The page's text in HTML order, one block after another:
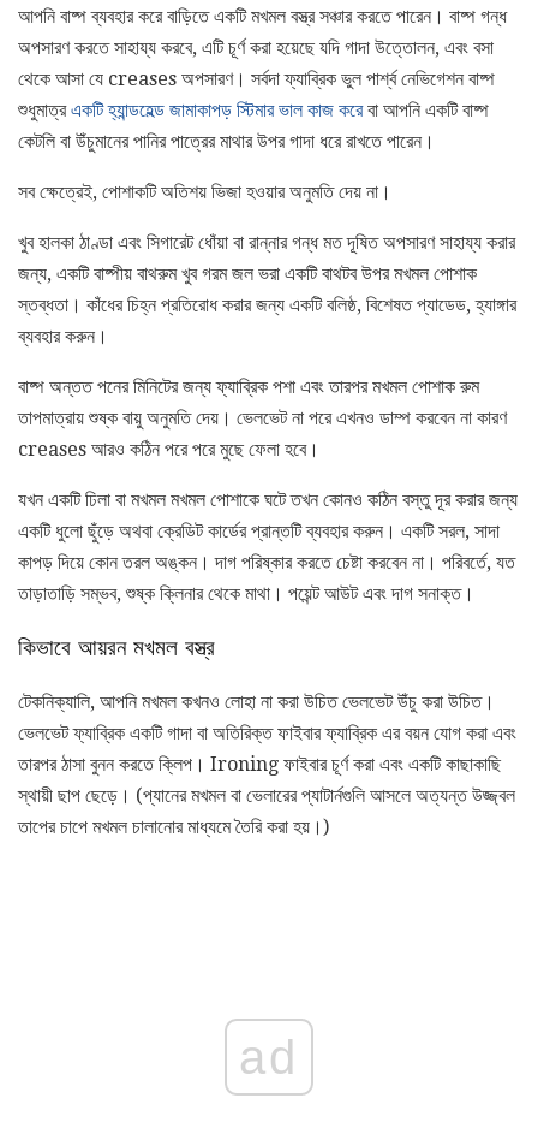
আপনি বাষ্প ব্যবহার করে বাড়িতে একটি মখমল বস্ত্র সঞ্চার করতে পারেন। বাষ্প গন্ধ
অপসারণ করতে সাহায্য করবে, এটি চূর্ণ করা হয়েছে যদি গাদা উত্তোলন, এবং বসা
থেকে আসা যে creases অপসারণ। সর্বদা ফ্যাব্রিক ভুল পার্শ্ব নেভিগেশন বাষ্প
শুধুমাত্রএকটি হ্যান্ডহেল্ড জামাকাপড় স্টিমার ভাল কাজ করেবা আপনি একটি বাষ্প
কেটলি বা উঁচুমানের পানির পাত্রের মাথার উপর গাদা ধরে রাখতে পারেন।
সব ক্ষেত্রেই, পোশাকটি অতিশয় ভিজা হওয়ার অনুমতি দেয় না।
খুব হালকা ঠাণ্ডা এবং সিগারেট ধোঁয়া বা রান্নার গন্ধ মত দূষিত অপসারণ সাহায্য করার
জন্য, একটি বাষ্পীয় বাথরুম খুব গরম জল ভরা একটি বাথটব উপর মখমল পোশাক
স্তব্ধতা। কাঁধের চিহ্ন প্রতিরোধ করার জন্য একটি বলিষ্ঠ, বিশেষত প্যাডেড, হ্যাঙ্গার
ব্যবহার করুন।
বাষ্প অন্তত পনের মিনিটের জন্য ফ্যাব্রিক পশা এবং তারপর মখমল পোশাক রুম
তাপমাত্রায় শুষ্ক বায়ু অনুমতি দেয়। ভেলভেট না পরে এখনও ডাম্প করবেন না কারণ
creases আরও কঠিন পরে পরে মুছে ফেলা হবে।
যখন একটি ঢিলা বা মখমল মখমল পোশাকে ঘটে তখন কোনও কঠিন বস্তু দূর করার জন্য
একটি ধুলো ছুঁড়ে অথবা ক্রেডিট কার্ডের প্রান্তটি ব্যবহার করুন। একটি সরল, সাদা
কাপড় দিয়ে কোন তরল অঙ্কন। দাগ পরিষ্কার করতে চেষ্টা করবেন না। পরিবর্তে, যত
তাড়াতাড়ি সম্ভব, শুষ্ক ক্লিনার থেকে মাথা। পয়েন্ট আউট এবং দাগ সনাক্ত।
কিভাবে আয়রন মখমল বস্ত্র
টেকনিক্যালি, আপনি মখমল কখনও লোহা না করা উচিত ভেলভেট উঁচু করা উচিত।
ভেলভেট ফ্যাব্রিক একটি গাদা বা অতিরিক্ত ফাইবার ফ্যাব্রিক এর বয়ন যোগ করা এবং
তারপর ঠাসা বুনন করতে ক্লিপ। Ironing ফাইবার চূর্ণ করা এবং একটি কাছাকাছি
স্থায়ী ছাপ ছেড়ে। (প্যানের মখমল বা ভেলারের প্যাটার্নগুলি আসলে অত্যন্ত উজ্জ্বল
তাপের চাপে মখমল চালানোর মাধ্যমে তৈরি করা হয়।)
ad